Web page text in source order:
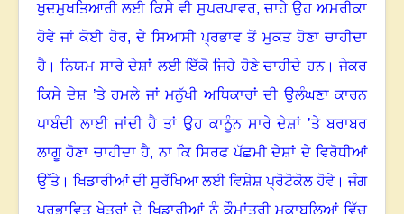
ਖੁਦਮੁਖਤਿਆਰੀ ਲਈ ਕਿਸੇ ਵੀ ਸੁਪਰਪਾਵਰ, ਚਾਹੇ ਉਹ ਅਮਰੀਕਾ
ਹੋਵੇ ਜਾਂ ਕੋਈ ਹੋਰ,ਦੇ ਸਿਆਸੀ ਪ੍ਰਭਾਵ ਤੋਂ ਮੁਕਤ ਹੋਣਾ ਚਾਹੀਦਾ
ਹੈ ।ਨਿਯਮ ਸਾਰੇ ਦੇਸ਼ਾਂ ਲਈ ਇੱਕੋ ਜਿਹੇ ਹੋਣੇ ਚਾਹੀਦੇ ਹਨ।ਜੇਕਰ
ਕਿਸੇ ਦੇਸ਼ ’ਤੇ ਹਮਲੇ ਜਾਂ ਮਨੁੱਖੀ ਅਧਿਕਾਰਾਂ ਦੀ ਉਲੰਘਣਾ ਕਾਰਨ
ਪਾਬੰਦੀ ਲਾਈ ਜਾਂਦੀ ਹੈ ਤਾਂ ਉਹ ਕਾਨੂੰਨ ਸਾਰੇ ਦੇਸ਼ਾਂ ’ਤੇ ਬਰਾਬਰ
ਲਾਗੂ ਹੋਣਾ ਚਾਹੀਦਾ ਹੈ,ਨਾ ਕਿ ਸਿਰਫ ਪੱਛਮੀ ਦੇਸ਼ਾਂ ਦੇ ਵਿਰੋਧੀਆਂ
ਉੱਤੇ। ਖਿਡਾਰੀਆਂ ਦੀ ਸੁਰੱਖਿਆ ਲਈ ਵਿਸ਼ੇਸ਼ ਪ੍ਰੋਟੋਕੋਲ ਹੋਵੇ।ਜੰਗ
ਪ੍ਰਭਾਵਿਤ ਖੇਤਰਾਂ ਦੇ ਖਿਡਾਰੀਆਂ ਨੂੰ ਕੌਮਾਂਤਰੀ ਮੁਕਾਬਲਿਆਂ ਵਿੱਚ